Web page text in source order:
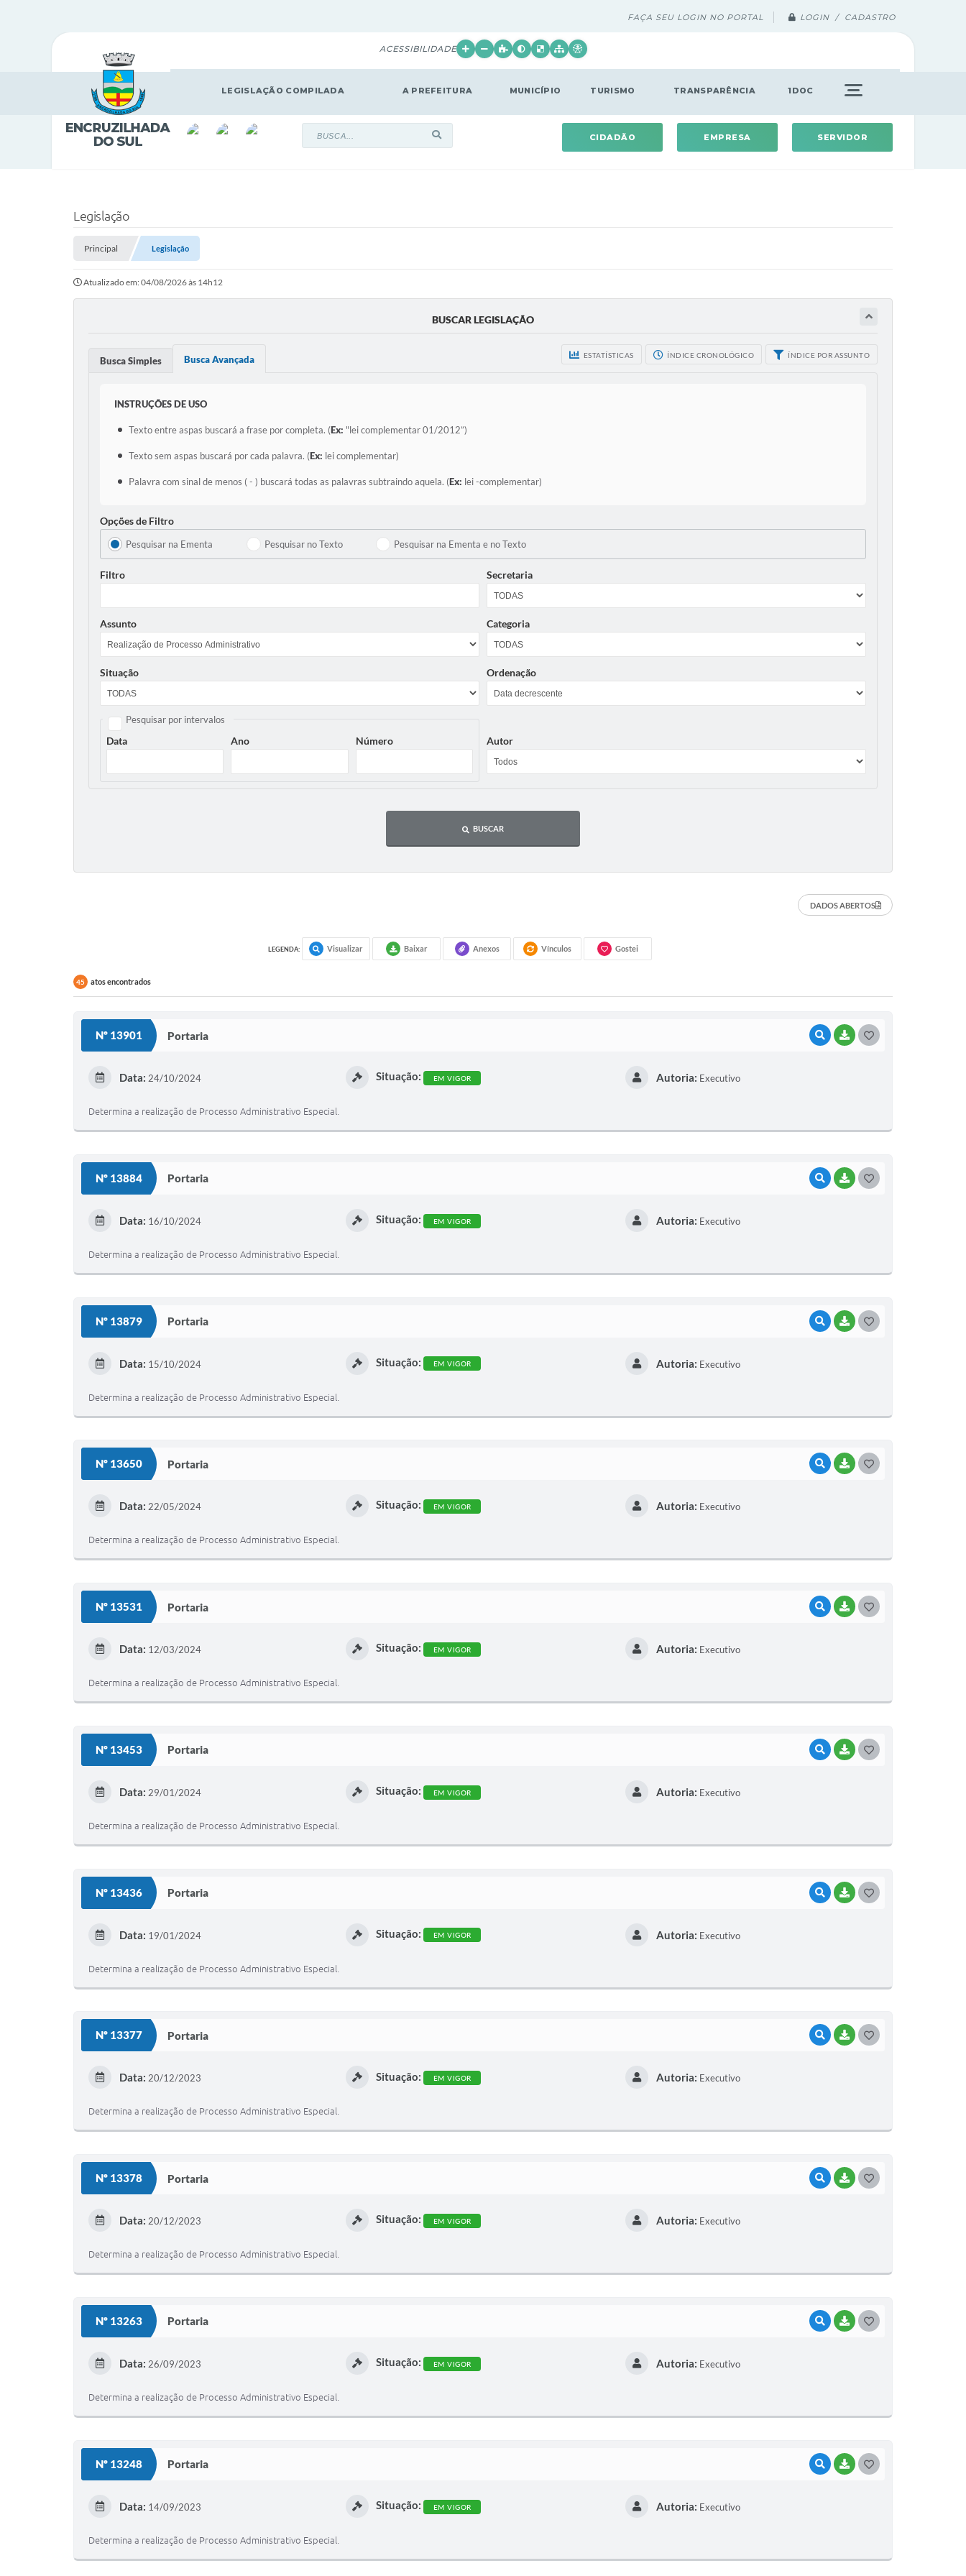
FAÇA SEU LOGIN NO PORTAL LOGIN / CADASTRO
ACESSIBILIDADE
LEGISLAÇÃO COMPILADA A PREFEITURA MUNICÍPIO TURISMO TRANSPARÊNCIA 1DOC
CIDADÃO EMPRESA SERVIDOR
Legislação
Principal Legislação
Atualizado em: 04/08/2026 às 14h12
BUSCAR LEGISLAÇÃO
ESTATÍSTICAS ÍNDICE CRONOLÓGICO ÍNDICE POR ASSUNTO
Busca Simples Busca Avançada
INSTRUÇÕES DE USO
Texto entre aspas buscará a frase por completa. (Ex: "lei complementar 01/2012”)
Texto sem aspas buscará por cada palavra. (Ex: lei complementar)
Palavra com sinal de menos ( - ) buscará todas as palavras subtraindo aquela. (Ex: lei -complementar)
Opções de Filtro
Pesquisar na Ementa Pesquisar no Texto Pesquisar na Ementa e no Texto
Filtro Secretaria
Assunto Categoria
Situação Ordenação
Pesquisar por intervalos
Data Ano Número Autor
BUSCAR
DADOS ABERTOS
LEGENDA: Visualizar Baixar Anexos Vínculos Gostei
45 atos encontrados
Nº 13901 Portaria VISUALIZAR
BAIXAR
Data: 24/10/2024 Situação: EM VIGOR Autoria: Executivo
Determina a realização de Processo Administrativo Especial.
Nº 13884 Portaria VISUALIZAR
BAIXAR
Data: 16/10/2024 Situação: EM VIGOR Autoria: Executivo
Determina a realização de Processo Administrativo Especial.
Nº 13879 Portaria VISUALIZAR
BAIXAR
Data: 15/10/2024 Situação: EM VIGOR Autoria: Executivo
Determina a realização de Processo Administrativo Especial.
Nº 13650 Portaria VISUALIZAR
BAIXAR
Data: 22/05/2024 Situação: EM VIGOR Autoria: Executivo
Determina a realização de Processo Administrativo Especial.
Nº 13531 Portaria VISUALIZAR
BAIXAR
Data: 12/03/2024 Situação: EM VIGOR Autoria: Executivo
Determina a realização de Processo Administrativo Especial.
Nº 13453 Portaria VISUALIZAR
BAIXAR
Data: 29/01/2024 Situação: EM VIGOR Autoria: Executivo
Determina a realização de Processo Administrativo Especial.
Nº 13436 Portaria VISUALIZAR
BAIXAR
Data: 19/01/2024 Situação: EM VIGOR Autoria: Executivo
Determina a realização de Processo Administrativo Especial.
Nº 13377 Portaria VISUALIZAR
BAIXAR
Data: 20/12/2023 Situação: EM VIGOR Autoria: Executivo
Determina a realização de Processo Administrativo Especial.
Nº 13378 Portaria VISUALIZAR
BAIXAR
Data: 20/12/2023 Situação: EM VIGOR Autoria: Executivo
Determina a realização de Processo Administrativo Especial.
Nº 13263 Portaria VISUALIZAR
BAIXAR
Data: 26/09/2023 Situação: EM VIGOR Autoria: Executivo
Determina a realização de Processo Administrativo Especial.
Nº 13248 Portaria VISUALIZAR
BAIXAR
Data: 14/09/2023 Situação: EM VIGOR Autoria: Executivo
Determina a realização de Processo Administrativo Especial.